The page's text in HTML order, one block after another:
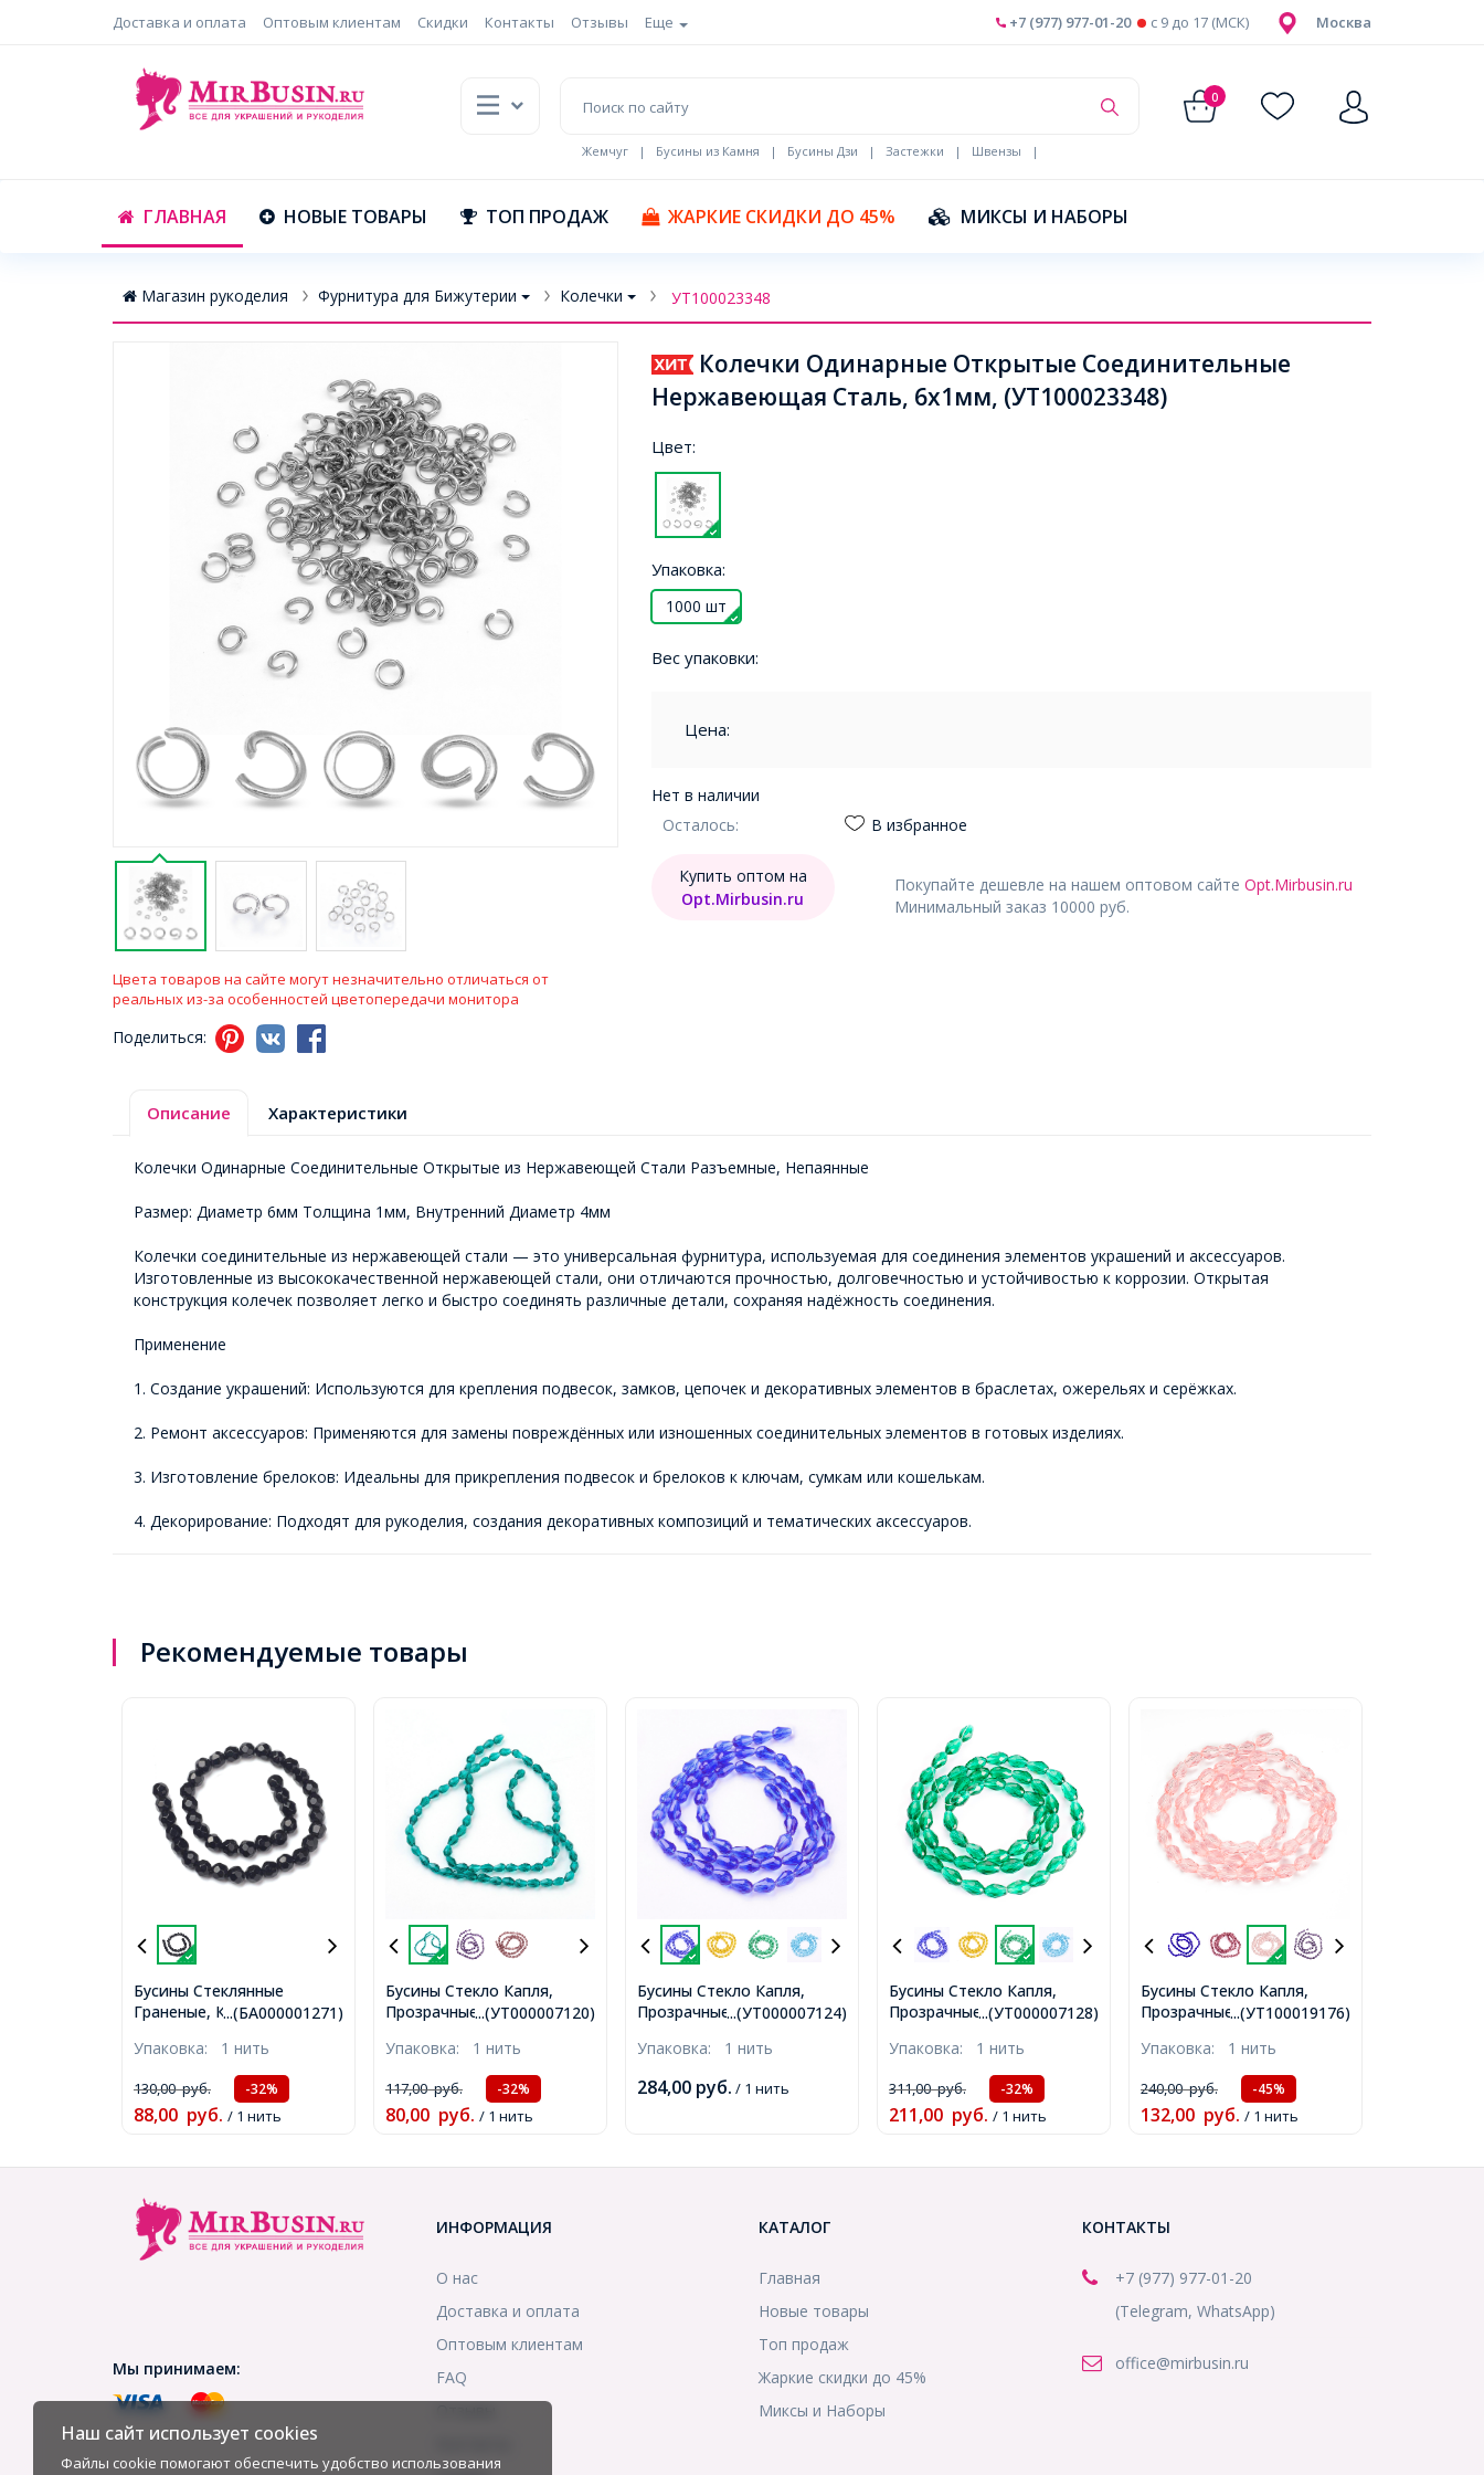
Доставка и оплата Оптовым клиентам Скидки Контакты Отзывы Еще Москва
+7 (977) 977-01-20 c 9 до 17 (МСК)
0
Жемчуг | Бусины из Камня | Бусины Дзи | Застежки | Швензы
|
ГЛАВНАЯ НОВЫЕ ТОВАРЫ ТОП ПРОДАЖ ЖАРКИЕ СКИДКИ ДО 45% МИКСЫ И НАБОРЫ
Магазин рукоделия Фурнитура для Бижутерии Колечки УТ100023348
Цвета товаров на сайте могут незначительно отличаться от
реальных из-за особенностей цветопередачи монитора
Поделиться:
Колечки Одинарные Открытые Соединительные
Нержавеющая Сталь, 6х1мм, (УТ100023348)
Цвет:
Упаковка:
1000 шт
Вес упаковки:
Цена:
Нет в наличии
Осталось:
В избранное
Покупайте дешевле на нашем оптовом сайте Opt.Mirbusin.ru
Минимальный заказ 10000 руб.
Купить оптом на
Opt.Mirbusin.ru
Описание Характеристики
Колечки Одинарные Соединительные Открытые из Нержавеющей Стали Разъемные, Непаянные
Размер: Диаметр 6мм Толщина 1мм, Внутренний Диаметр 4мм
Колечки соединительные из нержавеющей стали — это универсальная фурнитура, используемая для соединения элементов украшений и аксессуаров.
Изготовленные из высококачественной нержавеющей стали, они отличаются прочностью, долговечностью и устойчивостью к коррозии. Открытая
конструкция колечек позволяет легко и быстро соединять различные детали, сохраняя надёжность соединения.
Применение
1. Создание украшений: Используются для крепления подвесок, замков, цепочек и декоративных элементов в браслетах, ожерельях и серёжках.
2. Ремонт аксессуаров: Применяются для замены повреждённых или изношенных соединительных элементов в готовых изделиях.
3. Изготовление брелоков: Идеальны для прикрепления подвесок и брелоков к ключам, сумкам или кошелькам.
4. Декорирование: Подходят для рукоделия, создания декоративных композиций и тематических аксессуаров.
Рекомендуемые товары
...(БА000001271)
Бусины Стеклянные
Граненые, Круглые
8мм, Отверстие 1мм,
около 38шт/29см/нить,
(БА000001271)
Упаковка: 1 нить
130,00руб. -32%
88,00 руб. / 1 нить
...(УТ000007120)
Бусины Стекло Капля,
Прозрачные, Граненые,
Размер: 6х4мм, Отв-тие:
1мм, около 72шт/43см/
нить, (УТ000007120)
Упаковка: 1 нить
117,00руб. -32%
80,00 руб. / 1 нить
...(УТ000007124)
Бусины Стекло Капля,
Прозрачные, Граненые,
1мм, около 57шт/67см/
нить, (УТ000007124)
Упаковка: 1 нить
284,00 руб. / 1 нить
...(УТ000007128)
Бусины Стекло Капля,
Прозрачные, Граненые,
Отв. 1мм, около
57шт/67см/нить,
(УТ000007128)
Упаковка: 1 нить
311,00руб. -32%
211,00 руб. / 1 нить
...(УТ100019176)
Бусины Стекло Капля,
Прозрачные, Граненые,
8х6мм, Отв-тие: 1мм,
около 62шт/43.5см/нить,
(УТ100019176)
Упаковка: 1 нить
240,00руб. -45%
132,00 руб. / 1 нить
Мы принимаем:
ИНФОРМАЦИЯ
О нас
Доставка и оплата
Оптовым клиентам
FAQ
КАТАЛОГ
Главная
Новые товары
Топ продаж
Жаркие скидки до 45%
Миксы и Наборы
КОНТАКТЫ
+7 (977) 977-01-20
(Telegram, WhatsApp)
office@mirbusin.ru
Наш сайт использует cookies
Файлы cookie помогают обеспечить удобство использования